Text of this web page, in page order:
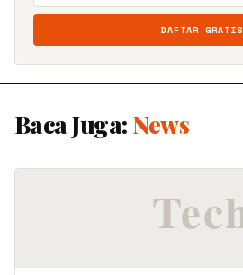
DAFTAR GRATIS
Baca Juga: News